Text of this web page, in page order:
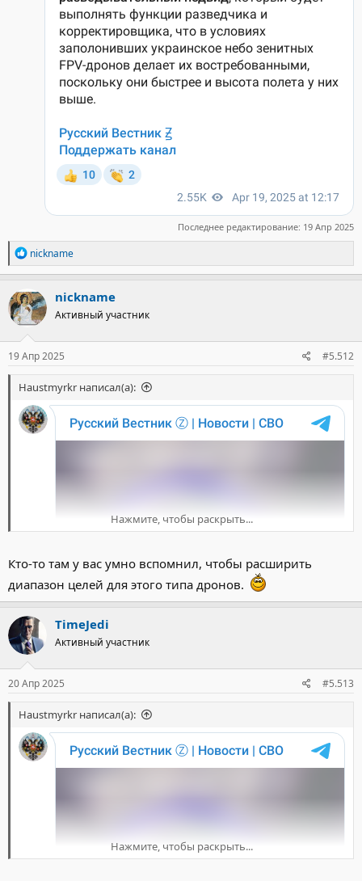
Последнее редактирование: 19 Апр 2025
Р
е
а
к
ц
и
и
:
nickname
nickname
Активный участник
19 Апр 2025 #5.512
Haustmyrkr написал(а):
Нажмите, чтобы раскрыть...
Кто-то там у вас умно вспомнил, чтобы расширить
диапазон целей для этого типа дронов.
TimeJedi
Активный участник
20 Апр 2025 #5.513
Haustmyrkr написал(а):
Нажмите, чтобы раскрыть...